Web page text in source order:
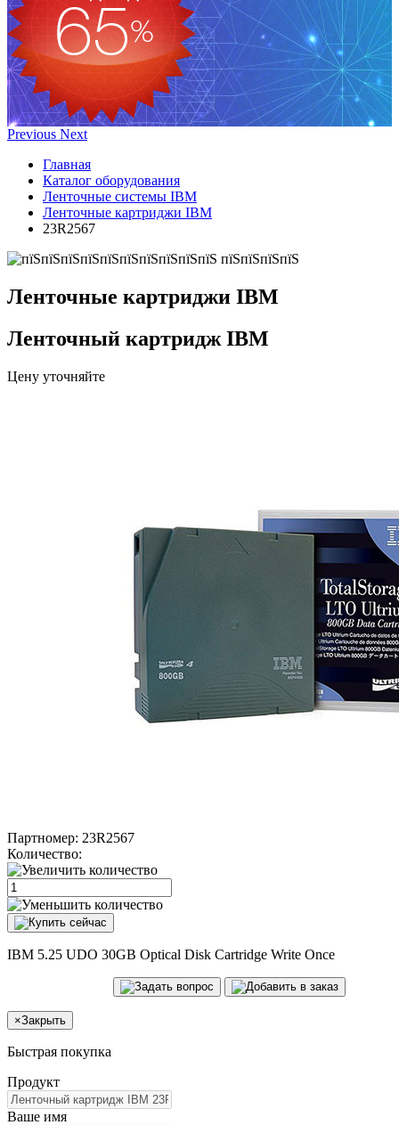
Previous Next
Главная
Каталог оборудования
Ленточные системы IBM
Ленточные картриджи IBM
23R2567
Ленточные картриджи IBM
Ленточный картридж IBM
Цену уточняйте
Партномер: 23R2567
Количество:
IBM 5.25 UDO 30GB Optical Disk Cartridge Write Once
×Закрыть
Быстрая покупка
Продукт
Ваше имя